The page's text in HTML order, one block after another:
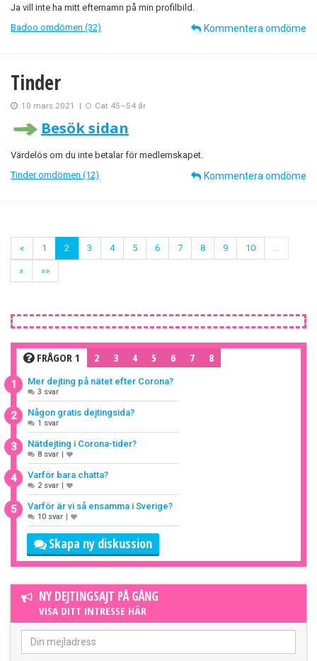
Ja vill inte ha mitt efternamn på min profilbild.
Badoo omdömen (32)
Kommentera omdöme
Tinder
10 mars 2021 | Cat 45–54 år
Besök sidan
Värdelös om du inte betalar för medlemskapet.
Tinder omdömen (12)
Kommentera omdöme
« 1 2 3 4 5 6 7 8 9 10 …
» »»
FRÅGOR 1 2 3 4 5 6 7 8
1 Mer dejting på nätet efter Corona?
3 svar
2 Någon gratis dejtingsida?
1 svar
3 Nätdejting i Corona-tider?
8 svar |
4 Varför bara chatta?
2 svar |
5 Varför är vi så ensamma i Sverige?
10 svar |
Skapa ny diskussion
NY DEJTINGSAJT PÅ GÅNG
VISA DITT INTRESSE HÄR